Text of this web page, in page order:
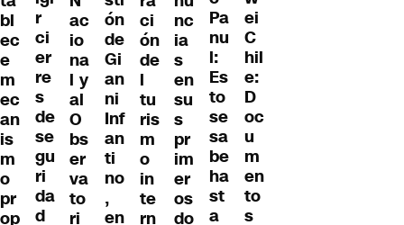
bl
ec
e
m
ec
an
is
m
o
pr
op
r
ci
er
re
s
de
se
gu
ri
da
d
ac
io
na
l y
al
O
bs
er
va
to
ri
ón
de
Gi
an
ni
Inf
an
ti
no
,
en
ci
ón
de
l
tu
ris
m
o
in
te
rn
nc
ia
s
en
su
s
pr
im
er
os
do
Pa
nu
l:
Es
to
se
sa
be
ha
st
a
ei
C
hil
e:
D
oc
u
m
en
to
s